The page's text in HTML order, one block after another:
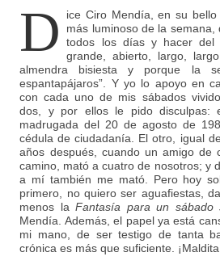
D
ice Ciro Mendía, en su
más luminoso de la semana,
todos los días y hacer del
grande, abierto, largo,
almendra bisiesta y porque la
espantapájaros”. Y yo lo apoyo en
con cada uno de mis sábados
dos, y por ellos le pido disculpas:
madrugada del 20 de agosto de
cédula de ciudadanía. El otro, igual
años después, cuando un amigo de
camino, mató a cuatro de nosotros; y
a mí también me mató. Pero hoy
primero, no quiero ser aguafiestas,
menos laFantasía para un sábado
Mendía. Además, el papel ya está
mi mano, de ser testigo de tanta
crónica es más que suficiente.